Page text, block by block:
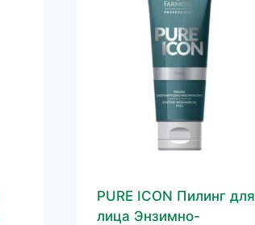
PURE ICON Пилинг для
лица Энзимно-